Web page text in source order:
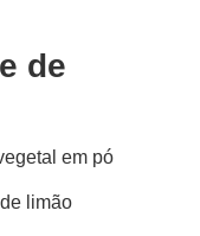
de
em pó
limão